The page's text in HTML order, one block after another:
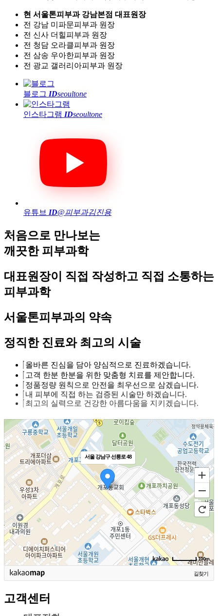
현 서울톤피부과 강남본점 대표원장
전 강남 미파문피부과 원장
전 신사 더힐피부과 원장
전 청담 오라클피부과 원장
전 삼송 우아한피부과 원장
전 광교 갤러리아피부과 원장
블로그 IDseoultone
인스타그램 IDseoultone
유튜브 ID@피부과김진용
처음으로 만나보는
깨끗한 피부과학
대표원장이 직접 작성하고 직접 소통하는
피부과학
서울톤피부과의 약속
정직한 진료와 최고의 시술
올바른 진심을 담아 양심적으로 진료하겠습니다.
고객 한분 한분을 위한 맞춤형 치료를 제안합니다.
정품정량 원칙으로 안전을 최우선으로 삼겠습니다.
내 피부에 직접 하는 검증된 시술만 하겠습니다.
최고의 실력으로 건강한 아름다움을 지키겠습니다.
서울 강남구 선릉로 48
100m
길찾기
고객센터